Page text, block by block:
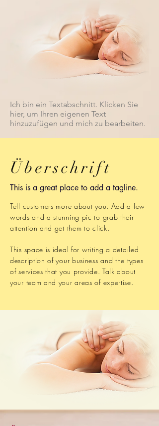
Ich bin ein Textabschnitt. Klicken Sie
hier, um Ihren eigenen Text
hinzuzufügen und mich zu bearbeiten.
Überschrift
This is a great place to add a tagline.
Tell customers more about you. Add a few
words and a stunning pic to grab their
attention and get them to click.
This space is ideal for writing a detailed
description of your business and the types
of services that you provide. Talk about
your team and your areas of expertise.